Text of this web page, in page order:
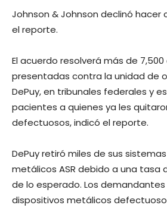
Johnson & Johnson declinó hacer
el reporte.
El acuerdo resolverá más de
presentadas contra la unidad de
DePuy, en tribunales federales y
pacientes a quienes ya les
defectuosos, indicó el reporte.
DePuy retiró miles de sus
metálicos ASR debido a una tasa
de lo esperado. Los
dispositivos metálicos